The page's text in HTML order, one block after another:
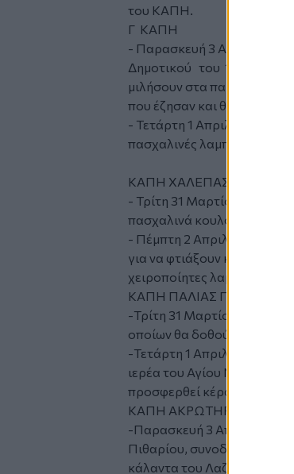
του ΚΑΠΗ.
Γ ΚΑΠΗ
- Παρασκευή 3 Απριλίου,
Δημοτικού του 16ου
μιλήσουν στα παιδιά για
που έζησαν και θα
- Τετάρτη 1 Απριλίου,
πασχαλινές λαμπάδες, που
ΚΑΠΗ ΧΑΛΕΠΑΣ
- Τρίτη 31 Μαρτίου, 10.00:
πασχαλινά κουλουράκια.
- Πέμπτη 2 Απριλίου, τα
για να φτιάξουν
χειροποίητες λαμπάδες.
ΚΑΠΗ ΠΑΛΙΑΣ ΠΟΛΗΣ
-Τρίτη 31 Μαρτίου- Η
οποίων θα δοθούν σε δομή
-Τετάρτη 1 Απριλίου.
ιερέα του Αγίου Νικολάου
προσφερθεί κέρασμα.
ΚΑΠΗ ΑΚΡΩΤΗΡΙΟΥ
-Παρασκευή 3 Απριλίου-
Πιθαρίου, συνοδευόμενα
κάλαντα του Λαζάρου στα